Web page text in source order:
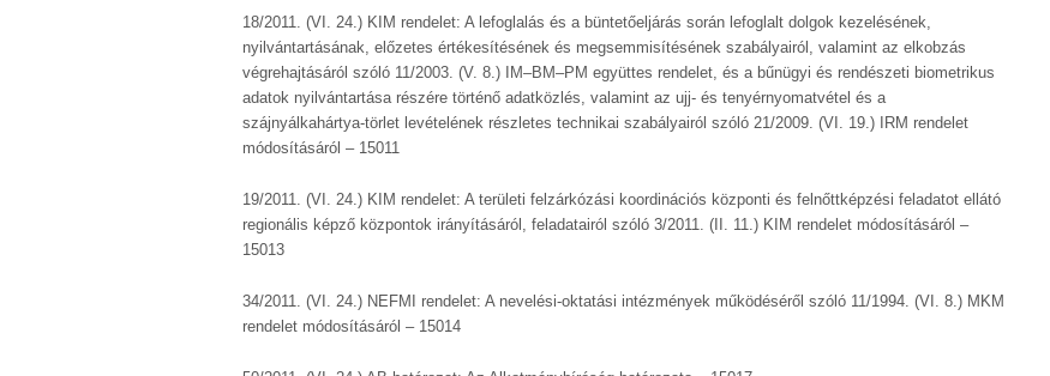
18/2011. (VI. 24.) KIM rendelet: A lefoglalás és a büntetőeljárás során lefoglalt dolgok kezelésének,
nyilvántartásának, előzetes értékesítésének és megsemmisítésének szabályairól, valamint az elkobzás
végrehajtásáról szóló 11/2003. (V. 8.) IM–BM–PM együttes rendelet, és a bűnügyi és rendészeti biometrikus
adatok nyilvántartása részére történő adatközlés, valamint az ujj- és tenyérnyomatvétel és a
szájnyálkahártya-törlet levételének részletes technikai szabályairól szóló 21/2009. (VI. 19.) IRM rendelet
módosításáról – 15011
19/2011. (VI. 24.) KIM rendelet: A területi felzárkózási koordinációs központi és felnőttképzési feladatot ellátó
regionális képző központok irányításáról, feladatairól szóló 3/2011. (II. 11.) KIM rendelet módosításáról –
15013
34/2011. (VI. 24.) NEFMI rendelet: A nevelési-oktatási intézmények működéséről szóló 11/1994. (VI. 8.) MKM
rendelet módosításáról – 15014